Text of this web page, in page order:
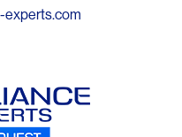
experts.com